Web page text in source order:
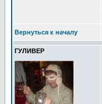
Вернуться к началу
ГУЛИВЕР